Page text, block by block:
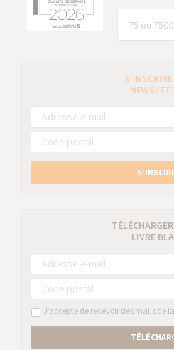
LIVRE
J’accepte de recevoir des mails de